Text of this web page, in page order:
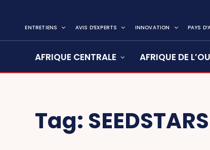
ENTRETIENS AVIS D’EXPERTS INNOVATION PAYS
AFRIQUE CENTRALE AFRIQUE DE
Tag: SEEDSTARS